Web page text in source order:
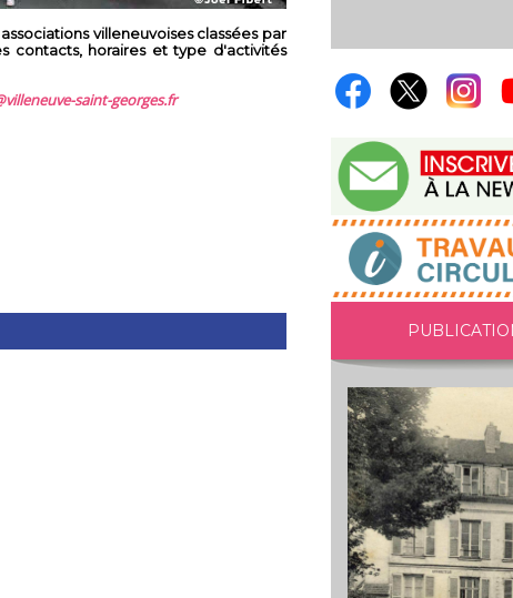
villeneuvoises classées par
contacts, horaires et type d'activités
saint-georges.fr